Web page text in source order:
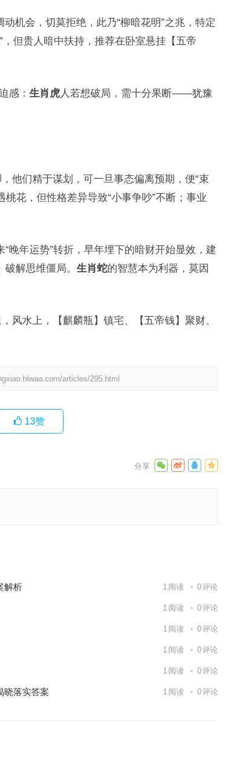
机会，切莫拒绝，此乃“柳暗花明”之兆，特定
但贵人暗中扶持，推荐在卧室悬挂【五帝
感： 生肖虎 人若想破局，需十分果断——犹豫
他们精于谋划，可一旦事态偏离预期，便“束
桃花，但性格差异导致“小事争吵”不断；事业
“晚年运势”转折，早年埋下的暗财开始显效，建
解思维僵局。 生肖蛇的智慧本为利器，莫因
风水上，【麒麟瓶】镇宅、【五帝钱】聚财、
articles/295.html
13赞
解析 1 阅读 0评论
1 阅读 0评论
1 阅读 0评论
1 阅读 0评论
1 阅读 0评论
晓落实答案 1 阅读 0评论